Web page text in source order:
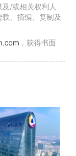
/或相关权利人
、摘编、复制及
，获得书面